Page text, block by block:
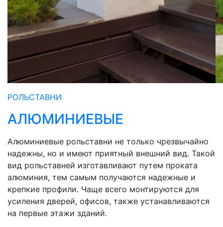
РОЛЬСТАВНИ
АЛЮМИНИЕВЫЕ
Алюминиевые рольставни не только чрезвычайно
надежны, но и имеют приятный внешний вид. Такой
вид рольставней изготавливают путем проката
алюминия, тем самым получаются надежные и
крепкие профили. Чаще всего монтируются для
усиления дверей, офисов, также устанавливаются
на первые этажи зданий.